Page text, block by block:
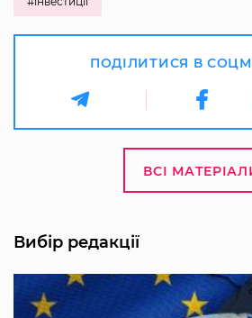
ПОДІЛИТИСЯ В
ВСІ
Вибір редакції